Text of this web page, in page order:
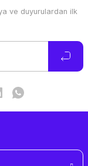
ve duyurulardan ilk